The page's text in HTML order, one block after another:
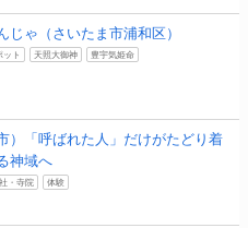
じゃ（さいたま市浦和区）
ット 天照大御神 豊宇気姫命
）「呼ばれた人」だけがたどり着
神域へ
・寺院 体験